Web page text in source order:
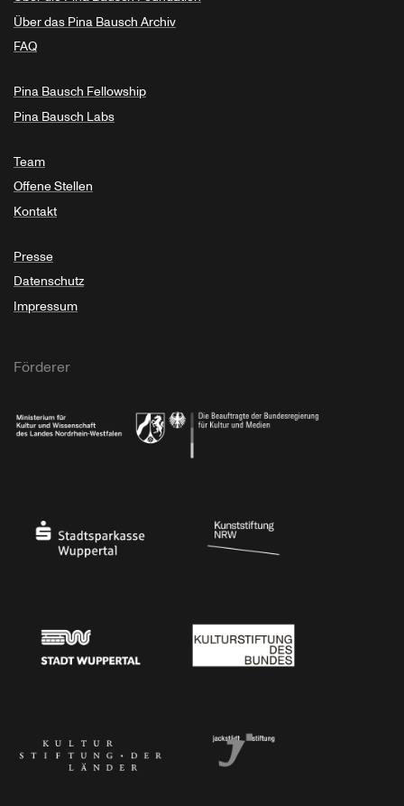
Über das Pina Bausch Archiv
FAQ
Pina Bausch Fellowship
Pina Bausch Labs
Team
Offene Stellen
Kontakt
Presse
Datenschutz
Impressum
Förderer